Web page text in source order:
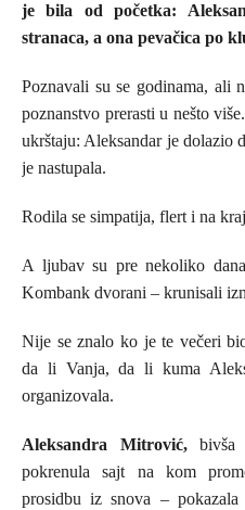
je bila od početka:
stranaca, a ona pevačica po
Poznavali su se godinama, ali
poznanstvo prerasti u nešto
ukrštaju: Aleksandar je dolazio
je nastupala.
Rodila se simpatija, flert i na
A ljubav su pre nekoliko
Kombank dvorani – krunisali
Nije se znalo ko je te večeri
da li Vanja, da li kuma
organizovala.
Aleksandra Mitrović,bivša
pokrenula sajt na kom
prosidbu iz snova –